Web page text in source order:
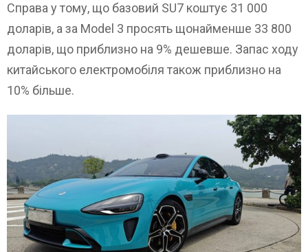
Справа у тому, що базовий SU7 коштує 31 000
доларів, а за Model 3 просять щонайменше 33 800
доларів, що приблизно на 9% дешевше. Запас ходу
китайського електромобіля також приблизно на
10% більше.